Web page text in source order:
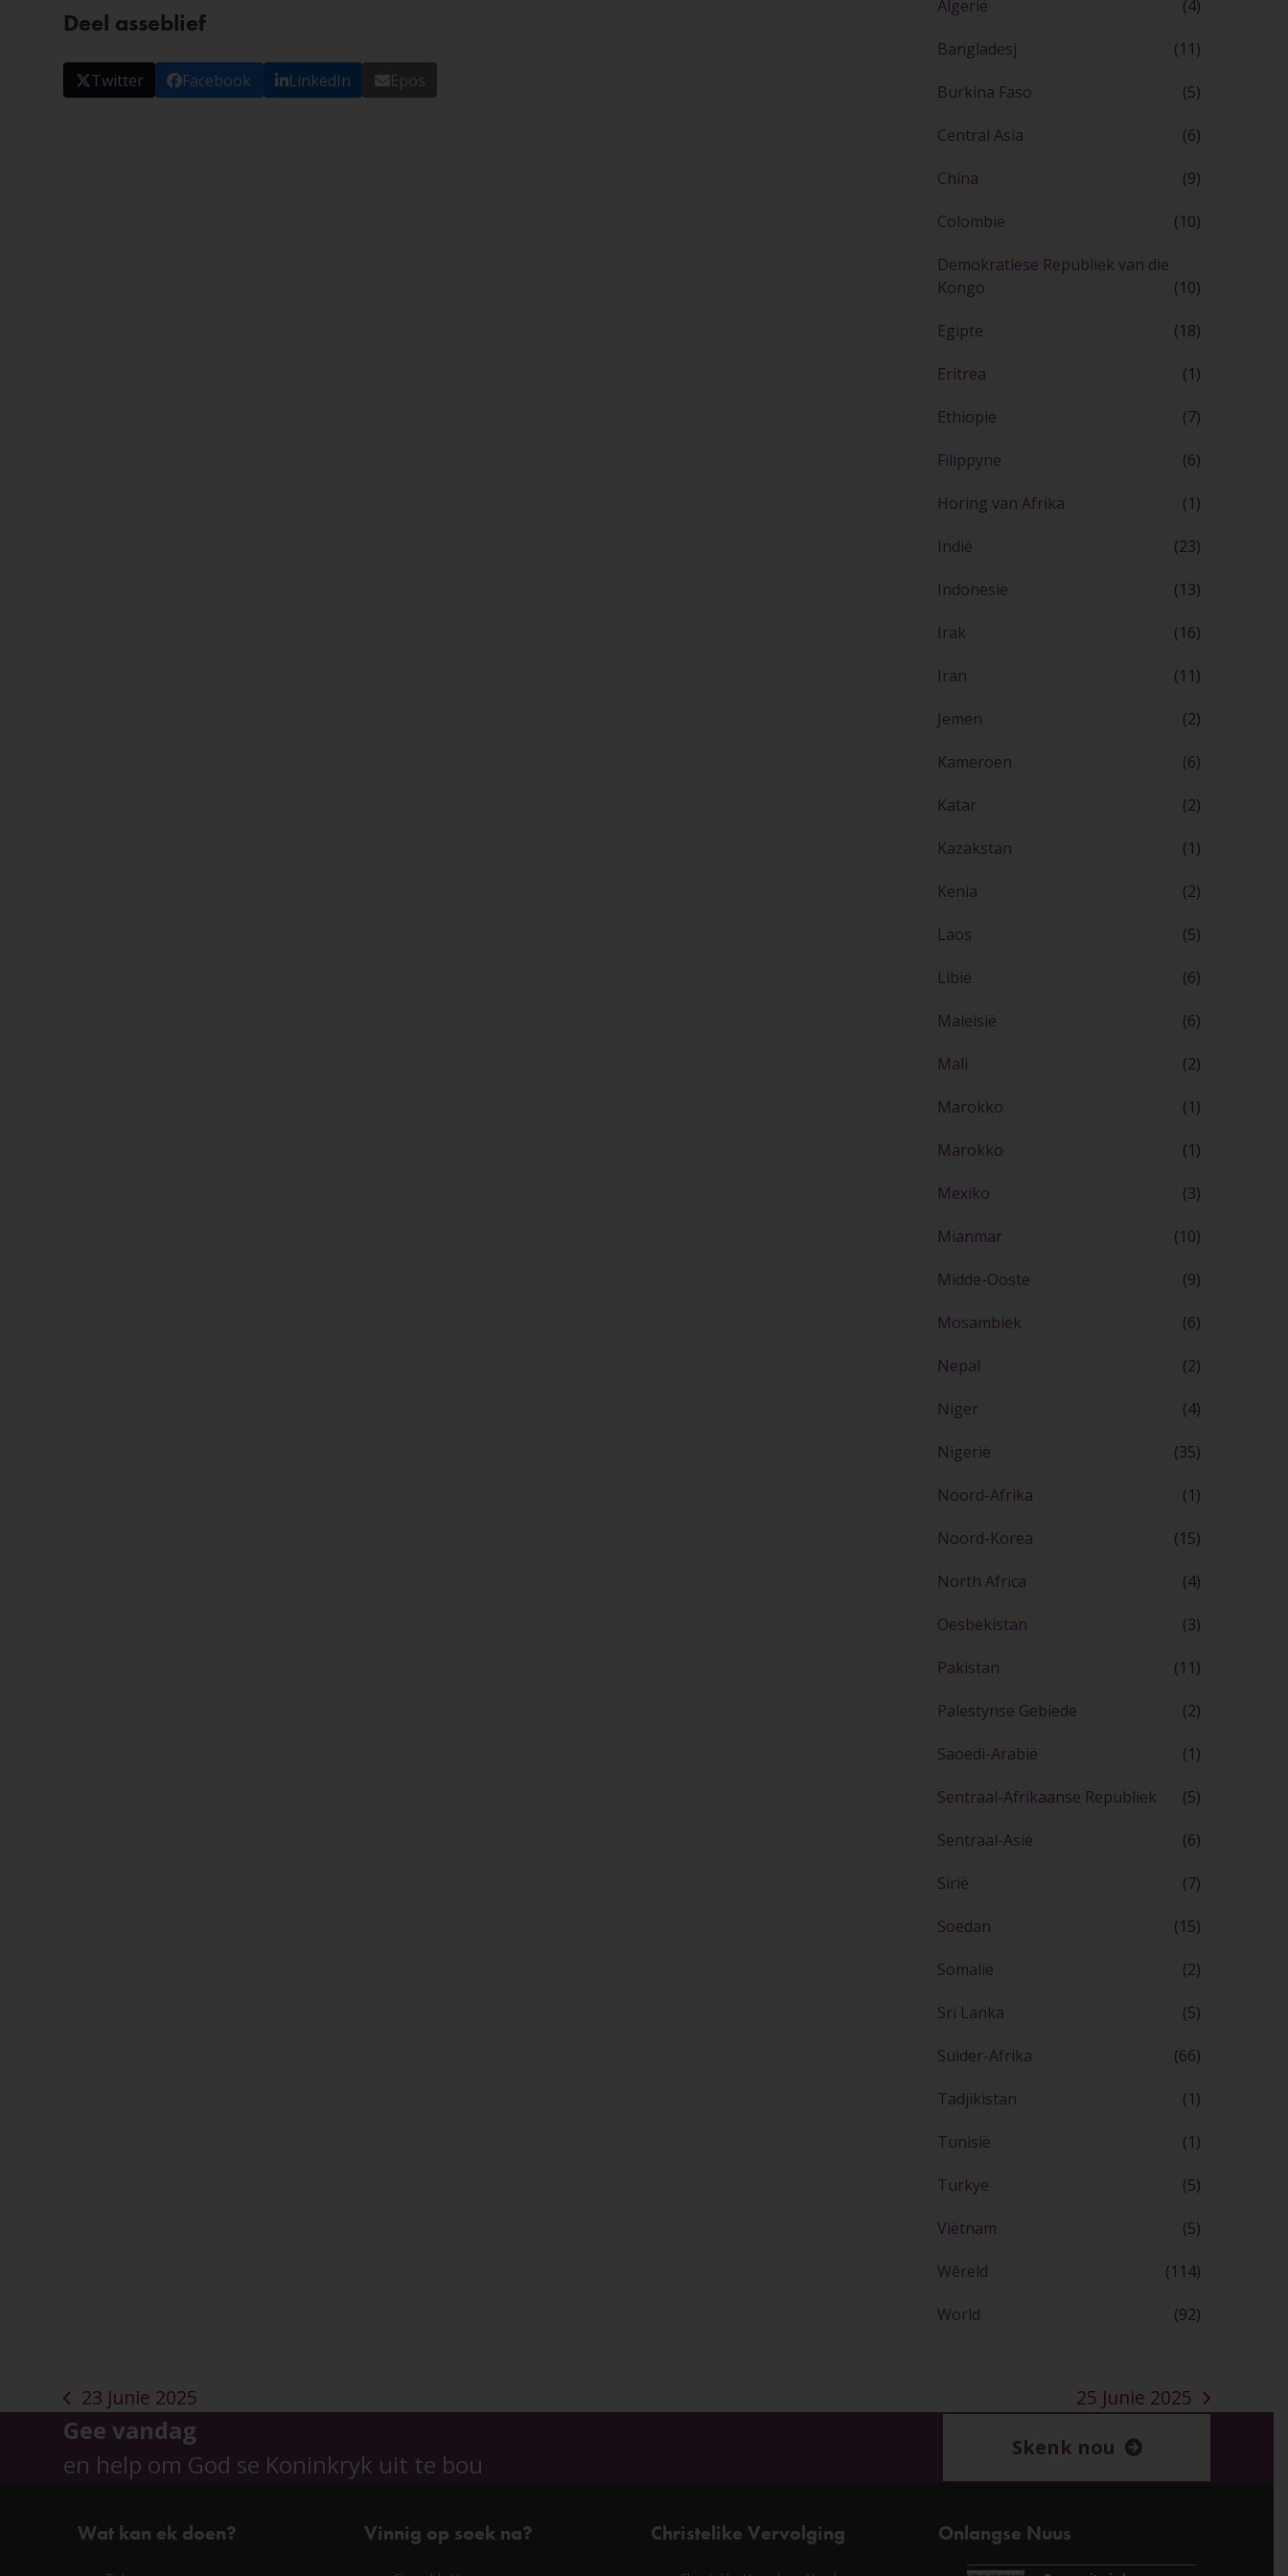
Deel asseblief
Twitter Facebook LinkedIn Epos
Algerië (4)
Bangladesj (11)
Burkina Faso (5)
Central Asia (6)
China (9)
Colombië (10)
Demokratiese Republiek van die
Kongo
(10)
Egipte (18)
Eritrea (1)
Ethiopië (7)
Filippyne (6)
Horing van Afrika (1)
Indië (23)
Indonesië (13)
Irak (16)
Iran (11)
Jemen (2)
Kameroen (6)
Katar (2)
Kazakstan (1)
Kenia (2)
Laos (5)
Libië (6)
Maleisië (6)
Mali (2)
Marokko (1)
Marokko (1)
Mexiko (3)
Mianmar (10)
Midde-Ooste (9)
Mosambiek (6)
Nepal (2)
Niger (4)
Nigerië (35)
Noord-Afrika (1)
Noord-Korea (15)
North Africa (4)
Oesbekistan (3)
Pakistan (11)
Palestynse Gebiede (2)
Saoedi-Arabië (1)
Sentraal-Afrikaanse Republiek (5)
Sentraal-Asië (6)
Sirië (7)
Soedan (15)
Somalië (2)
Sri Lanka (5)
Suider-Afrika (66)
Tadjikistan (1)
Tunisië (1)
Turkye (5)
Viëtnam (5)
Wêreld (114)
World (92)
previous
post:
23 Junie 2025
next
25 Junie 2025
Gee vandag
en help om God se Koninkryk uit te bou
Skenk nou
Wat kan ek doen? Vinnig op soek na? Christelike Vervolging Onlangse Nuus